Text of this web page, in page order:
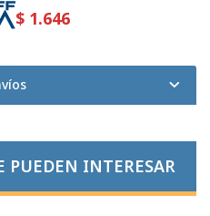
$ 1.646
PUEDEN INTERESAR